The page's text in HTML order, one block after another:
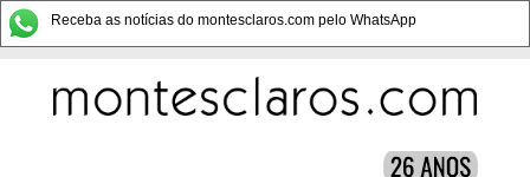
Receba as notícias do montesclaros.com pelo WhatsApp